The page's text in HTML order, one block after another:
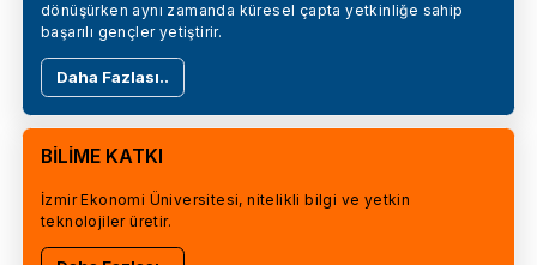
dönüşürken aynı zamanda küresel çapta yetkinliğe sahip
başarılı gençler yetiştirir.
Daha Fazlası..
BİLİME KATKI
İzmir Ekonomi Üniversitesi, nitelikli bilgi ve yetkin
teknolojiler üretir.